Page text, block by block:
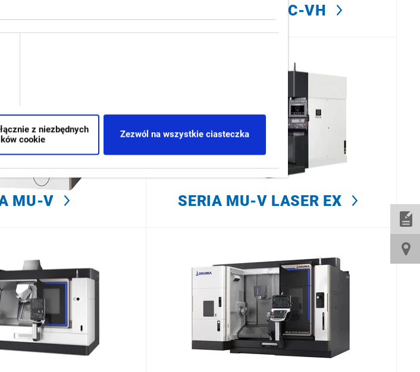
z niezbędnych
cookie
Zezwól na wszystkie ciasteczka
SERIA MILLAC-VH
MU-V SERIA MU-V LASER EX